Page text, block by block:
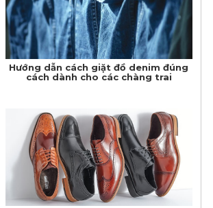
Hướng dẫn cách giặt đồ denim đúng
cách dành cho các chàng trai